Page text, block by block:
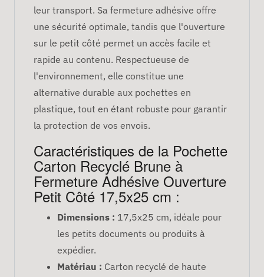
leur transport. Sa fermeture adhésive offre
une sécurité optimale, tandis que l'ouverture
sur le petit côté permet un accès facile et
rapide au contenu. Respectueuse de
l'environnement, elle constitue une
alternative durable aux pochettes en
plastique, tout en étant robuste pour garantir
la protection de vos envois.
Caractéristiques de la Pochette
Carton Recyclé Brune à
Fermeture Adhésive Ouverture
Petit Côté 17,5x25 cm :
Dimensions : 17,5x25 cm, idéale pour
les petits documents ou produits à
expédier.
Matériau : Carton recyclé de haute